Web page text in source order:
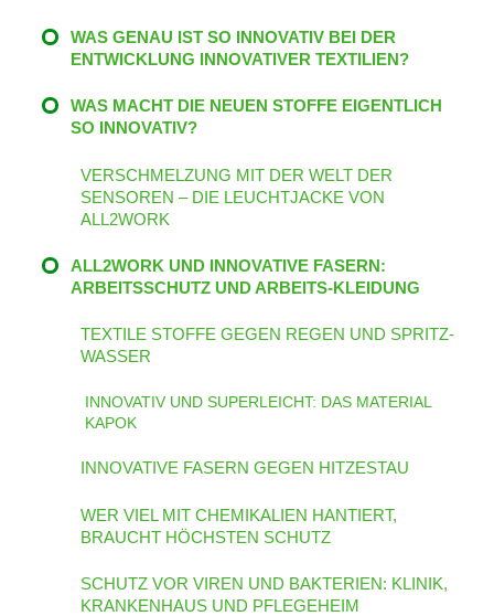
WAS GENAU IST SO INNOVATIV BEI DER
ENTWICKLUNG INNOVATIVER TEXTILIEN?
WAS MACHT DIE NEUEN STOFFE EIGENTLICH
SO INNOVATIV?
VERSCHMELZUNG MIT DER WELT DER
SENSOREN – DIE LEUCHTJACKE VON
ALL2WORK
ALL2WORK UND INNOVATIVE FASERN:
ARBEITSSCHUTZ UND ARBEITS-KLEIDUNG
TEXTILE STOFFE GEGEN REGEN UND SPRITZ-
WASSER
INNOVATIV UND SUPERLEICHT: DAS MATERIAL
KAPOK
INNOVATIVE FASERN GEGEN HITZESTAU
WER VIEL MIT CHEMIKALIEN HANTIERT,
BRAUCHT HÖCHSTEN SCHUTZ
SCHUTZ VOR VIREN UND BAKTERIEN: KLINIK,
KRANKENHAUS UND PFLEGEHEIM